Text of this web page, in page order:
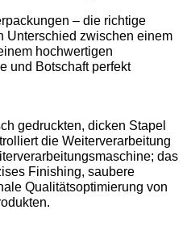
– die richtige
Unterschied zwischen einem
hochwertigen
und Botschaft perfekt